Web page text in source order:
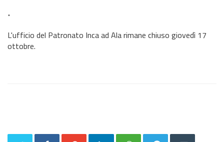
.
L'ufficio del Patronato Inca ad Ala rimane chiuso giovedì 17
ottobre.